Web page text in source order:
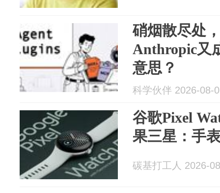
硝烟散尽处
Anthropic又
意思？
科学伙伴 2026-08-
谷歌Pixel
果三星：手
碳基打工人 2026-